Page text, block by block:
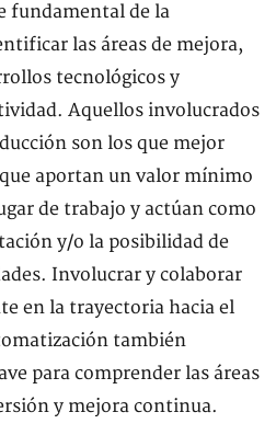
fundamental de la
las áreas de mejora,
tecnológicos y
Aquellos involucrados
son los que mejor
aportan un valor mínimo
de trabajo y actúan como
y/o la posibilidad de
Involucrar y colaborar
en la trayectoria hacia el
también
para comprender las áreas
y mejora continua.